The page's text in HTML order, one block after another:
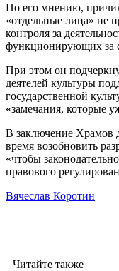
По его мнению,
«отдельные лица» не
контроля за
функционирующих за
При этом он
деятелей культуры
государственной
«замечания, которые
В заключение Храмов
время возобновить
«чтобы
правового
Вячеслав Коротин
Читайте также